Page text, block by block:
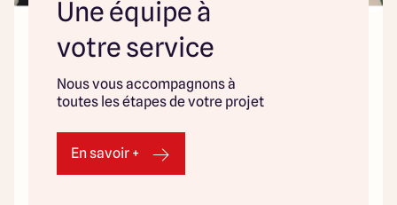
Une équipe à
votre service
Nous vous accompagnons à
toutes les étapes de votre projet
En savoir +